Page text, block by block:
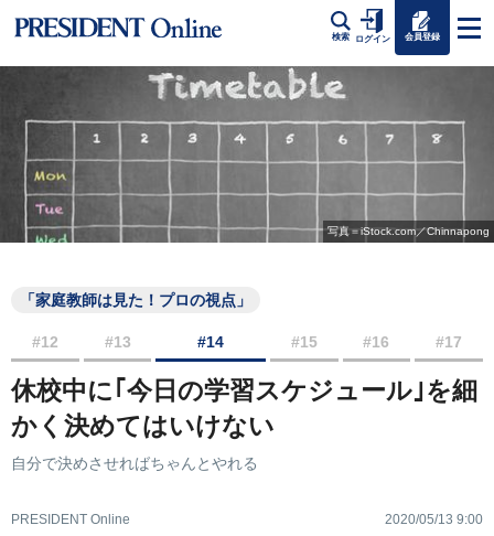
検索 ログイン 会員登録
写真＝iStock.com／Chinnapong
「家庭教師は見た！プロの視点」
#12 #13 #14 #15 #16 #17
休校中に｢今日の学習スケジュール｣を細
かく決めてはいけない
自分で決めさせればちゃんとやれる
PRESIDENT Online 2020/05/13 9:00